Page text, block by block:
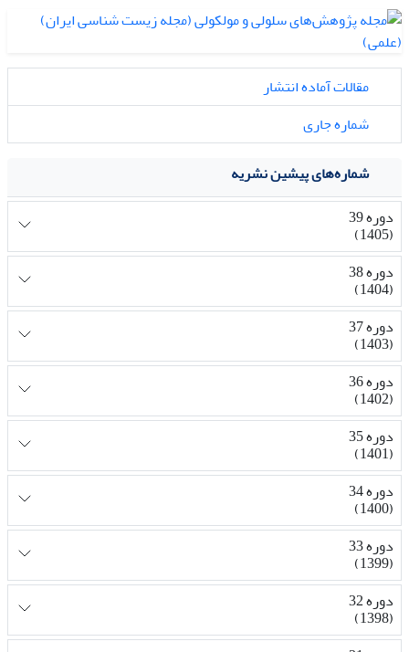
مقالات آماده انتشار
شماره جاری
شماره‌های پیشین نشریه
دوره 39
(1405)
دوره 38
(1404)
دوره 37
(1403)
دوره 36
(1402)
دوره 35
(1401)
دوره 34
(1400)
دوره 33
(1399)
دوره 32
(1398)